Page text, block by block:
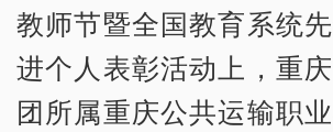
教师节暨全国教育系统
进个人表彰活动上，重
团所属重庆公共运输职